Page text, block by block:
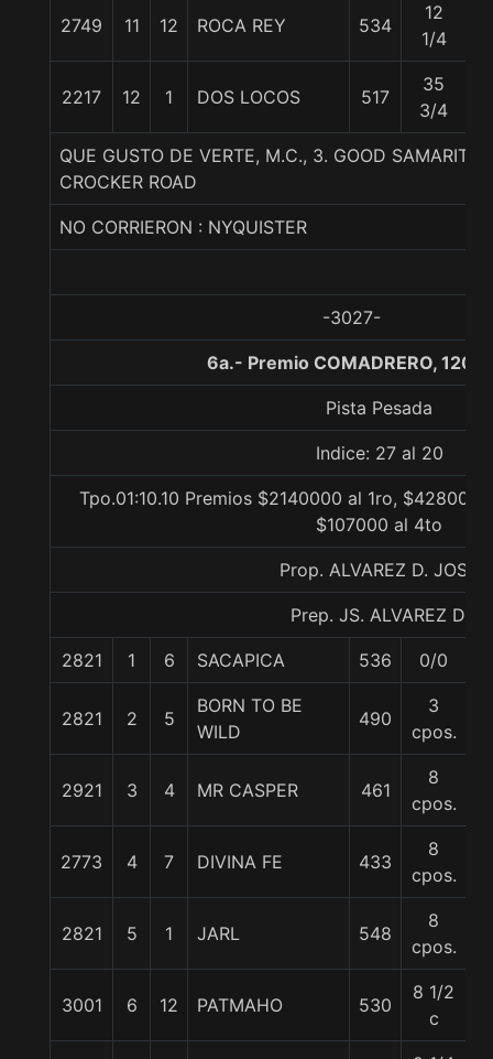
2749 11 12 ROCA REY 534
12
1/4
2217 12 1 DOS LOCOS 517
35
3/4
QUE GUSTO DE VERTE, M.C., 3. GOOD
CROCKER ROAD
NO CORRIERON : NYQUISTER
-3027-
6a.- Premio COMADRERO,
Pista Pesada
Indice: 27 al 20
Tpo.01:10.10 Premios $2140000 al 1ro, $428000
$107000 al 4to
Prop. ALVAREZ D. JOSE
Prep. JS. ALVAREZ D.
2821 1 6 SACAPICA 536 0/0
2821 2 5
BORN TO BE
WILD
490
3
cpos.
2921 3 4 MR CASPER 461
8
cpos.
2773 4 7 DIVINA FE 433
8
cpos.
2821 5 1 JARL 548
8
cpos.
3001 6 12 PATMAHO 530
8 1/2
c